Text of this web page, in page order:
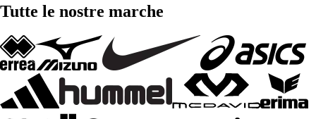
Tutte le nostre marche